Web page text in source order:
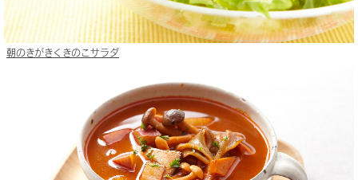
朝のきがきくきのこサラダ